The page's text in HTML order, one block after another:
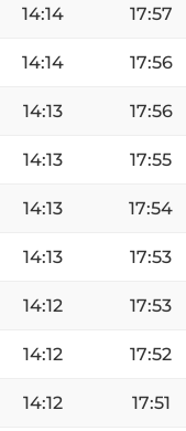
14:14 17:57
14:14 17:56
14:13 17:56
14:13 17:55
14:13 17:54
14:13 17:53
14:12 17:53
14:12 17:52
14:12 17:51